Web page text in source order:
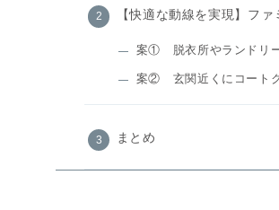
【快適な動線を実現】フ
案① 脱衣所やランドリ
案② 玄関近くにコート
まとめ